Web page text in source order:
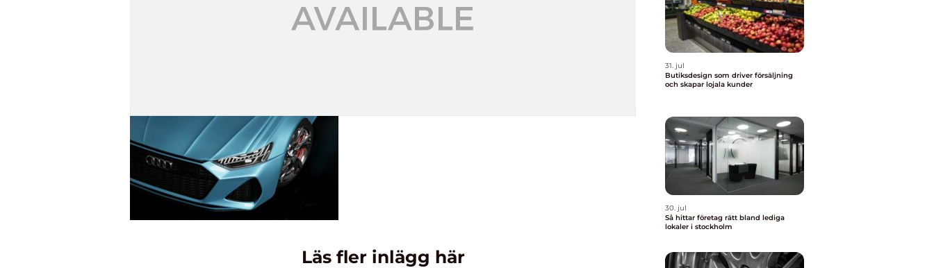
Läs fler inlägg här
31. jul
Butiksdesign som driver försäljning
och skapar lojala kunder
30. jul
Så hittar företag rätt bland lediga
lokaler i stockholm